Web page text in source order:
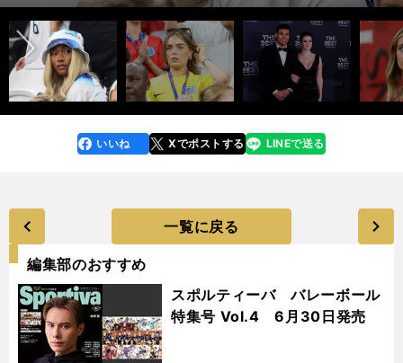
faceboo
k
いいね Xでポストする
line LINEで送る
一覧に戻る
編集部のおすすめ
スポルティーバ バレーボール
特集号 Vol.4 6月30日発売